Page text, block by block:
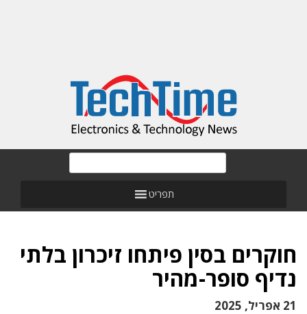
תפריט
חוקרים בסין פיתחו זיכרון בלתי
נדיף סופר-מהיר
21 אפריל, 2025